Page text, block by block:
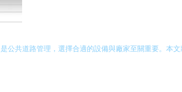
公共道路管理，選擇合適的設備與廠家至關重要。本文